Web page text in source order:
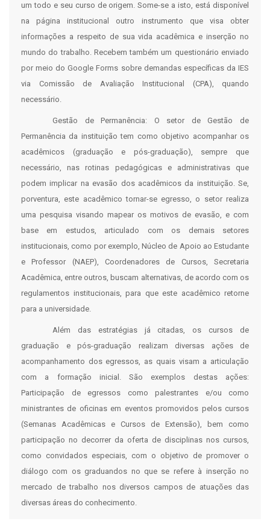
um todo e seu curso de origem. Some-se a isto, está disponível
na página institucional outro instrumento que visa obter
informações a respeito de sua vida acadêmica e inserção no
mundo do trabalho. Recebem também um questionário enviado
por meio do Google Forms sobre demandas específicas da IES
via Comissão de Avaliação Institucional (CPA), quando
necessário.
Gestão de Permanência: O setor de Gestão de
Permanência da instituição tem como objetivo acompanhar os
acadêmicos (graduação e pós-graduação), sempre que
necessário, nas rotinas pedagógicas e administrativas que
podem implicar na evasão dos acadêmicos da instituição. Se,
porventura, este acadêmico tornar-se egresso, o setor realiza
uma pesquisa visando mapear os motivos de evasão, e com
base em estudos, articulado com os demais setores
institucionais, como por exemplo, Núcleo de Apoio ao Estudante
e Professor (NAEP), Coordenadores de Cursos, Secretaria
Acadêmica, entre outros, buscam alternativas, de acordo com os
regulamentos institucionais, para que este acadêmico retorne
para a universidade.
Além das estratégias já citadas, os cursos de
graduação e pós-graduação realizam diversas ações de
acompanhamento dos egressos, as quais visam a articulação
com a formação inicial. São exemplos destas ações:
Participação de egressos como palestrantes e/ou como
ministrantes de oficinas em eventos promovidos pelos cursos
(Semanas Acadêmicas e Cursos de Extensão), bem como
participação no decorrer da oferta de disciplinas nos cursos,
como convidados especiais, com o objetivo de promover o
diálogo com os graduandos no que se refere à inserção no
mercado de trabalho nos diversos campos de atuações das
diversas áreas do conhecimento.